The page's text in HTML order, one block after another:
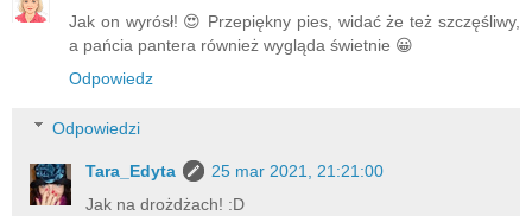
Jak on wyrósł! 😍 Przepiękny pies, widać że też szczęśliwy,
a pańcia pantera również wygląda świetnie 😀
Odpowiedz
Odpowiedzi
Tara_Edyta
25 mar 2021, 21:21:00
Jak na drożdżach! :D